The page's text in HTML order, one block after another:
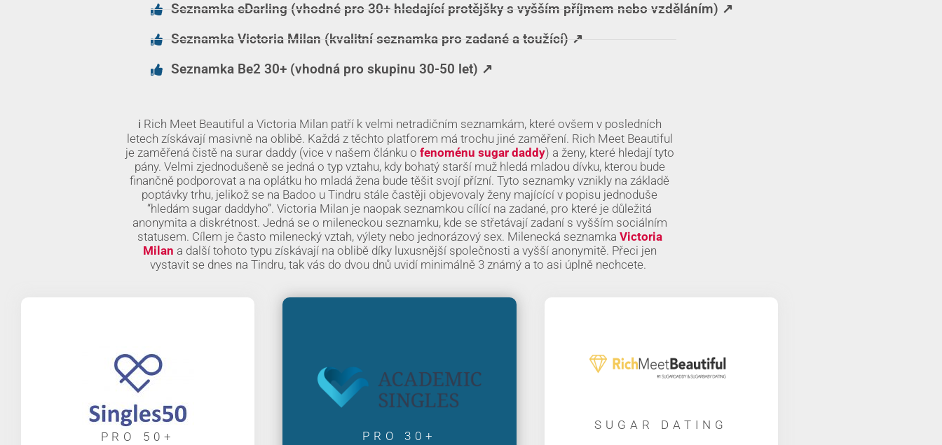
Seznamka eDarling (vhodné pro 30+ hledající protějšky s vyšším příjmem nebo vzděláním) ↗️
Seznamka Victoria Milan (kvalitní seznamka pro zadané a toužící) ↗️
Seznamka Be2 30+ (vhodná pro skupinu 30-50 let) ↗️
ℹ️ Rich Meet Beautiful a Victoria Milan patří k velmi netradičním seznamkám, které ovšem v posledních
letech získávají masivně na oblibě. Každá z těchto platforem má trochu jiné zaměření. Rich Meet Beautiful
je zaměřená čistě na surar daddy (vice v našem článku o fenoménu sugar daddy) a ženy, které hledají tyto
pány. Velmi zjednodušeně se jedná o typ vztahu, kdy bohatý starší muž hledá mladou dívku, kterou bude
finančně podporovat a na oplátku ho mladá žena bude těšit svojí přízní. Tyto seznamky vznikly na základě
poptávky trhu, jelikož se na Badoo u Tindru stále častěji objevovaly ženy majícící v popisu jednoduše
“hledám sugar daddyho”. Victoria Milan je naopak seznamkou cílící na zadané, pro které je důležitá
anonymita a diskrétnost. Jedná se o mileneckou seznamku, kde se střetávají zadaní s vyšším sociálním
statusem. Cílem je často milenecký vztah, výlety nebo jednorázový sex. Milenecká seznamka Victoria
Milan a další tohoto typu získávají na oblibě díky luxusnější společnosti a vyšší anonymitě. Přeci jen
vystavit se dnes na Tindru, tak vás do dvou dnů uvidí minimálně 3 známý a to asi úplně nechcete.
PRO 50+ PRO 30+
SUGAR DATING